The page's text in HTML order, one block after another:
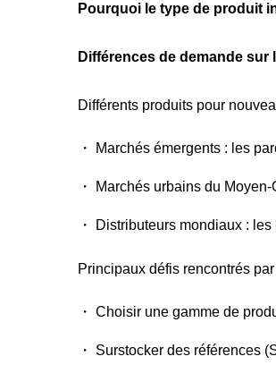
Pourquoi le type de produit
Différences de demande
Différents produits pour
・ Marchés émergents : les
・ Marchés urbains du
・ Distributeurs mondiaux :
Principaux défis rencontrés
・ Choisir une gamme de
・ Surstocker des références